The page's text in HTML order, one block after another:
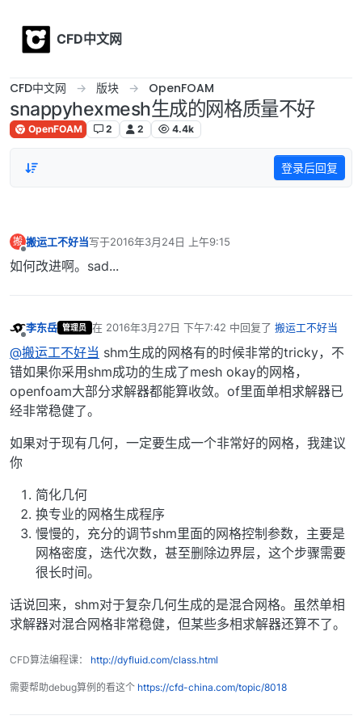
CFD中文网
CFD中文网 版块 OpenFOAM
snappyhexmesh生成的网格质量不好
OpenFOAM 2 2 4.4k
登录后回复
搬
离线
搬运工不好当写于2016年3月24日 上午9:15
最后由 编辑
如何改进啊。sad...
李东岳 管理员 在 2016年3月27日 下午7:42 中回复了 搬运工不好当
最后由 编辑
@搬运工不好当 shm生成的网格有的时候非常的tricky，不
错如果你采用shm成功的生成了mesh okay的网格，
openfoam大部分求解器都能算收敛。of里面单相求解器已
经非常稳健了。
如果对于现有几何，一定要生成一个非常好的网格，我建议
你
简化几何
换专业的网格生成程序
慢慢的，充分的调节shm里面的网格控制参数，主要是
网格密度，迭代次数，甚至删除边界层，这个步骤需要
很长时间。
话说回来，shm对于复杂几何生成的是混合网格。虽然单相
求解器对混合网格非常稳健，但某些多相求解器还算不了。
CFD算法编程课： http://dyfluid.com/class.html
需要帮助debug算例的看这个 https://cfd-china.com/topic/8018